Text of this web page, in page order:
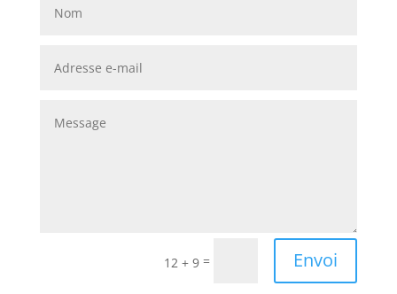
12 + 9 = Envoi